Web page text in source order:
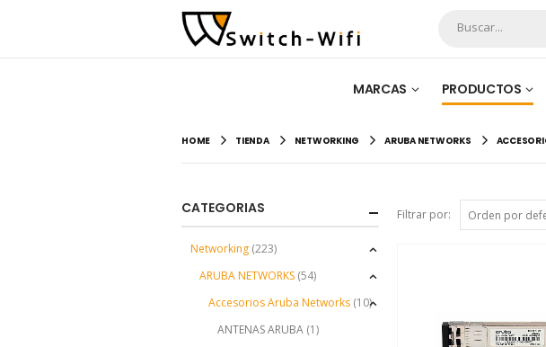
MARCAS PRODUCTOS
HOME TIENDA NETWORKING ARUBA NETWORKS
Filtrar por:
CATEGORIAS
Networking (223)
ARUBA NETWORKS (54)
Accesorios Aruba Networks (10)
ANTENAS ARUBA (1)